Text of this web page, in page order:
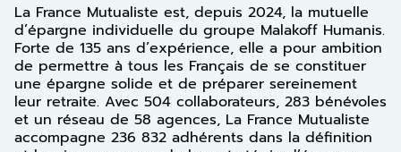
La France Mutualiste est, depuis 2024, la mutuelle
d’épargne individuelle du groupe Malakoff Humanis.
Forte de 135 ans d’expérience, elle a pour ambition
de permettre à tous les Français de se constituer
une épargne solide et de préparer sereinement
leur retraite. Avec 504 collaborateurs, 283 bénévoles
et un réseau de 58 agences, La France Mutualiste
accompagne 236 832 adhérents dans la définition